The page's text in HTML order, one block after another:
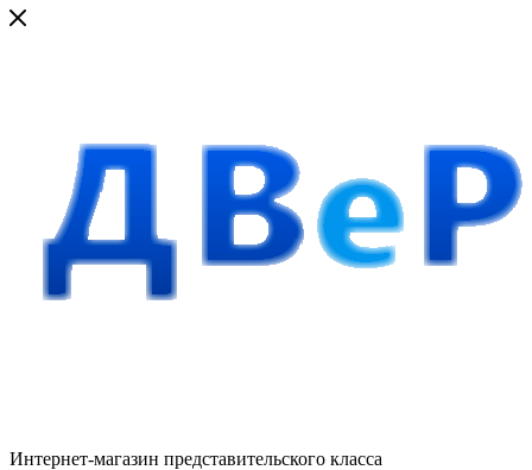
Интернет-магазин представительского класса